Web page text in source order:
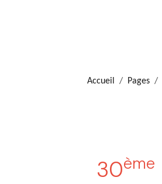
Accueil Pages
30ème